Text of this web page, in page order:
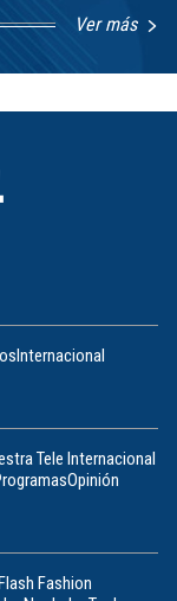
Ver más
Internacional
Tele Internacional
Opinión
Fashion